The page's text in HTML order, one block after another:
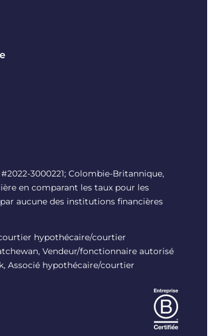
#2022-3000221; Colombie-Britannique,
en comparant les taux pour les
aucune des institutions financières
hypothécaire/courtier
Vendeur/fonctionnaire autorisé
Associé hypothécaire/courtier